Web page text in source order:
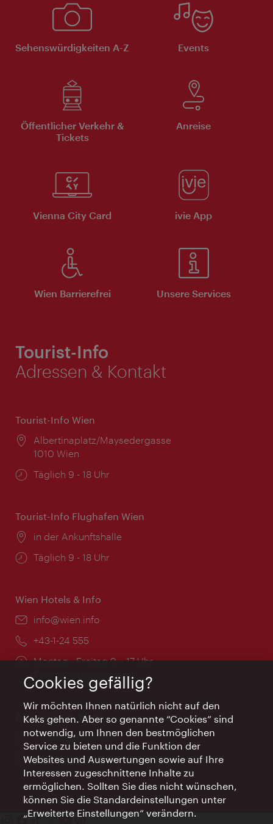
Sehenswürdigkeiten A-Z Events
Öffentlicher Verkehr &
Tickets
Anreise
Vienna City Card ivie App
Wien Barrierefrei Unsere Services
Tourist-Info
Adressen & Kontakt
Tourist-Info Wien
Ort:
Albertinaplatz/Maysedergasse
1010 Wien
Öffnungszeiten:
Täglich 9 - 18 Uhr
Tourist-Info Flughafen Wien
Ort:
in der Ankunftshalle
Öffnungszeiten:
Täglich 9 - 18 Uhr
Wien Hotels & Info
Email:
info@wien.info
Telefon:
+43-1-24 555
Öffnungszeiten:
Montag - Freitag 9 – 17 Uhr
Feiertags geschlossen
AI Concierge Wien
Ort:
concierge.wien.info
Öffnungszeiten:
Informationen rund um die Uhr
Cookies gefällig?
Wir möchten Ihnen natürlich nicht auf den
Keks gehen. Aber so genannte “Cookies” sind
notwendig, um Ihnen den bestmöglichen
Service zu bieten und die Funktion der
Websites und Auswertungen sowie auf Ihre
Interessen zugeschnittene Inhalte zu
ermöglichen. Sollten Sie dies nicht wünschen,
können Sie die Standardeinstellungen unter
„Erweiterte Einstellungen“ verändern.